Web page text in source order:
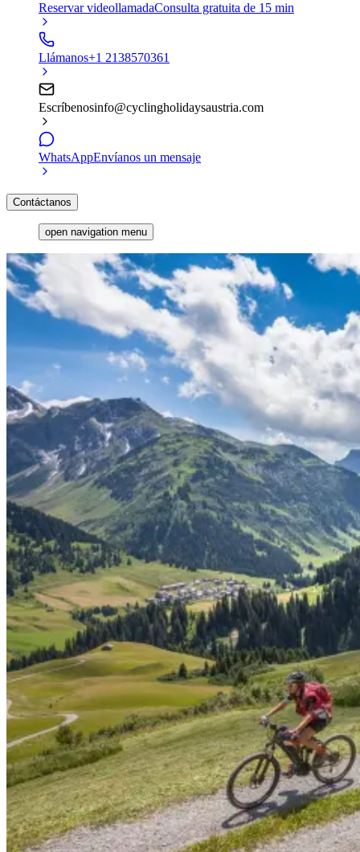
Reservar videollamadaConsulta gratuita de 15 min
Llámanos+1 2138570361
Escríbenosinfo@cyclingholidaysaustria.com
WhatsAppEnvíanos un mensaje
Contáctanos
open navigation menu